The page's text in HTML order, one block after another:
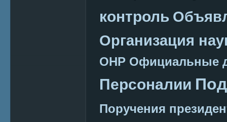
контроль
Организация
ОНР Официальные
Персоналии
Поручения